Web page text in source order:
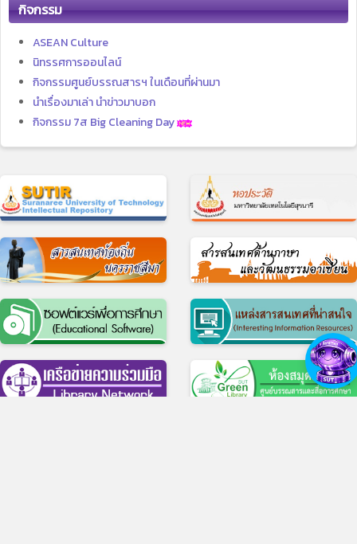
กิจกรรม
ASEAN Culture
นิทรรศการออนไลน์
กิจกรรมศูนย์บรรณสารฯ ในเดือนที่ผ่านมา
นำเรื่องมาเล่า นำข่าวมาบอก
กิจกรรม 7ส Big Cleaning Day